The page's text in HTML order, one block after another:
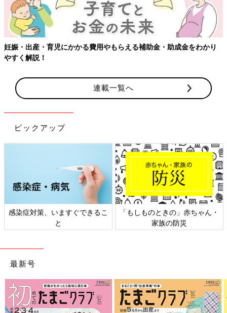
娠・出産・育児にかかる費用やもらえる補助金・助成金をわかり
すく解説！
連載一覧へ
ピックアップ
感染症対策、いますぐできるこ
と
「もしものときの」赤ちゃん・
家族の防災
最新号